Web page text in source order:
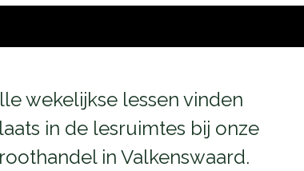
wekelijkse lessen vinden
in de lesruimtes bij onze
in Valkenswaard.